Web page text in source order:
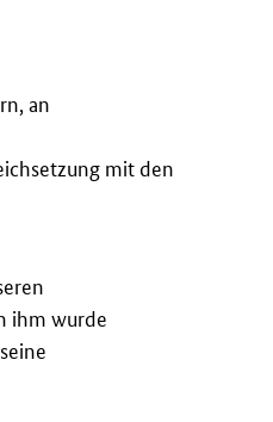
an
mit den
ihm wurde